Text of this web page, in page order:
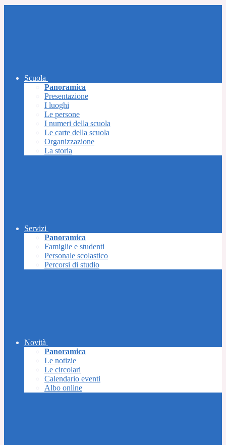
Scuola
Panoramica
Presentazione
I luoghi
Le persone
I numeri della scuola
Le carte della scuola
Organizzazione
La storia
Servizi
Panoramica
Famiglie e studenti
Personale scolastico
Percorsi di studio
Novità
Panoramica
Le notizie
Le circolari
Calendario eventi
Albo online